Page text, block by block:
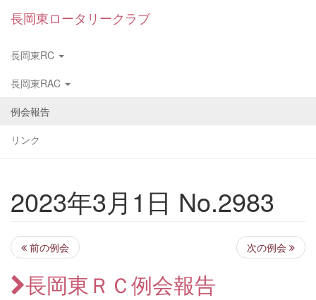
長岡東ロータリークラブ
長岡東RC
長岡東RAC
例会報告
リンク
2023年3月1日 No.2983
前の例会 次の例会
長岡東ＲＣ例会報告